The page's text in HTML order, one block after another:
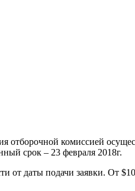
отборочной комиссией
срок – 23 февраля 2018г.
от даты подачи заявки. От